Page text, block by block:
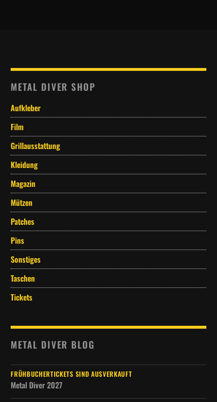
METAL DIVER SHOP
Aufkleber
Film
Grillausstattung
Kleidung
Magazin
Mützen
Patches
Pins
Sonstiges
Taschen
Tickets
METAL DIVER BLOG
FRÜHBUCHERTICKETS SIND AUSVERKAUFT
Metal Diver 2027